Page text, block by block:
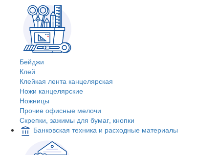
Бейджи
Клей
Клейкая лента канцелярская
Ножи канцелярские
Ножницы
Прочие офисные мелочи
Скрепки, зажимы для бумаг, кнопки
Банковская техника и расходные материалы